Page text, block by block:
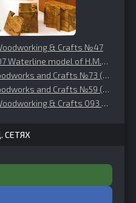
& Crafts №47
model of H.M.S. Nelson
and Crafts №73 (2000-10)
and Crafts №59 (1998-Fall)
& Crafts 093 Winter 2023
СЕТЯХ